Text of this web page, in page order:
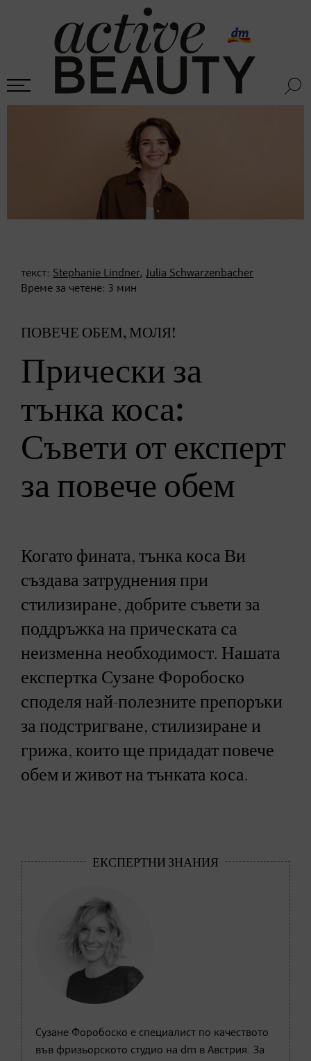
текст: Stephanie Lindner, Julia Schwarzenbacher
Време за четене: 3 мин
ПОВЕЧЕ ОБЕМ, МОЛЯ!
Прически за
тънка коса:
Съвети от експерт
за повече обем
Когато фината, тънка коса Ви
създава затруднения при
стилизиране, добрите съвети за
поддръжка на прическата са
неизменна необходимост. Нашата
експертка Сузане Форобоско
споделя най-полезните препоръки
за подстригване, стилизиране и
грижа, които ще придадат повече
обем и живот на тънката коса.
Сузане Форобоско е специалист по качеството
във фризьорското студио на dm в Австрия. За